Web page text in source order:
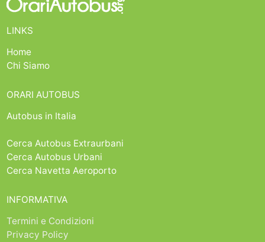
LINKS
Home
Chi Siamo
ORARI AUTOBUS
Autobus in Italia
Cerca Autobus Extraurbani
Cerca Autobus Urbani
Cerca Navetta Aeroporto
INFORMATIVA
Termini e Condizioni
Privacy Policy